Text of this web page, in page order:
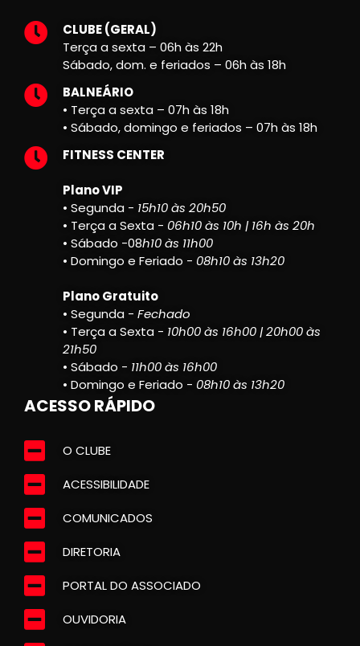
CLUBE (GERAL)
Terça a sexta – 06h às 22h
Sábado, dom. e feriados – 06h às 18h
BALNEÁRIO
• Terça a sexta – 07h às 18h
• Sábado, domingo e feriados – 07h às 18h
FITNESS CENTER
Plano VIP
• Segunda - 15h10 às 20h50
• Terça a Sexta - 06h10 às 10h | 16h às 20h
• Sábado -08h10 às 11h00
• Domingo e Feriado - 08h10 às 13h20
Plano Gratuito
• Segunda - Fechado
• Terça a Sexta - 10h00 às 16h00 | 20h00 às
21h50
• Sábado - 11h00 às 16h00
• Domingo e Feriado - 08h10 às 13h20
ACESSO RÁPIDO
O CLUBE
ACESSIBILIDADE
COMUNICADOS
DIRETORIA
PORTAL DO ASSOCIADO
OUVIDORIA